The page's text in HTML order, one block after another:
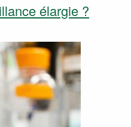
élargie ?